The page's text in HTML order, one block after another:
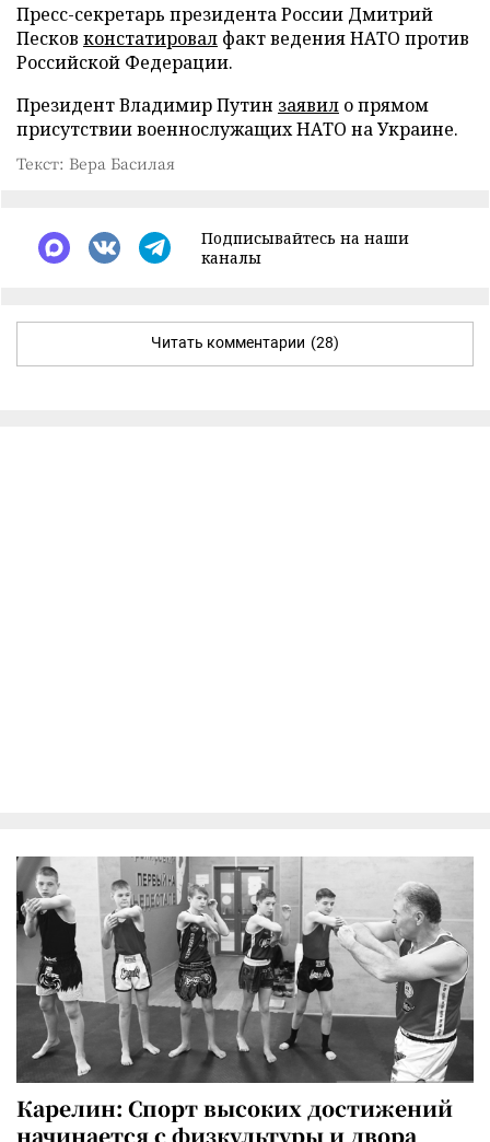
Пресс-секретарь президента России Дмитрий
Песков констатировал факт ведения НАТО против
Российской Федерации.
Президент Владимир Путин заявил о прямом
присутствии военнослужащих НАТО на Украине.
Текст: Вера Басилая
Подписывайтесь на наши
каналы
Читать комментарии (28)
Карелин: Спорт высоких достижений
начинается с физкультуры и двора